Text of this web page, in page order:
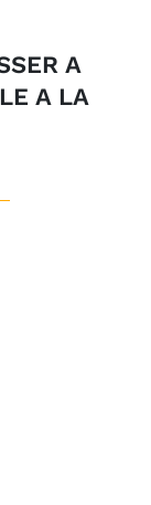
A
A LA